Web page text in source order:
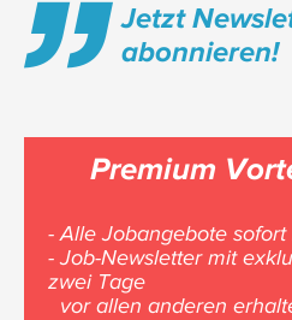
Jetzt
abonnieren!
Premium
- Alle Jobangebote sofort
- Job-Newsletter mit
zwei Tage
vor allen anderen